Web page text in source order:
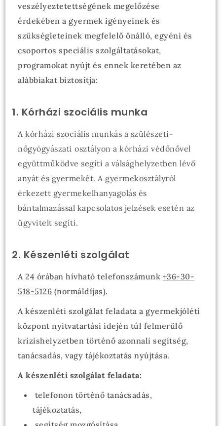
veszélyeztetettségének megelőzése
érdekében a gyermek igényeinek és
szükségleteinek megfelelő önálló, egyéni és
csoportos speciális szolgáltatásokat,
programokat nyújt és ennek keretében az
alábbiakat biztosítja:
1. Kórházi szociális munka
A kórházi szociális munkás a szülészeti-
nőgyógyászati osztályon a kórházi védőnővel
együttműködve segíti a válsághelyzetben lévő
anyát és gyermekét. A gyermekosztályról
érkezett gyermekelhanyagolás és
bántalmazással kapcsolatos jelzések esetén az
ügyvitelt segíti.
2. Készenléti szolgálat
A 24 órában hívható telefonszámunk +36-30-
518-5126 (normáldíjas).
A készenléti szolgálat feladata a gyermekjóléti
központ nyitvatartási idején túl felmerülő
krízishelyzetben történő azonnali segítség,
tanácsadás, vagy tájékoztatás nyújtása.
A készenléti szolgálat feladata:
telefonon történő tanácsadás,
tájékoztatás,